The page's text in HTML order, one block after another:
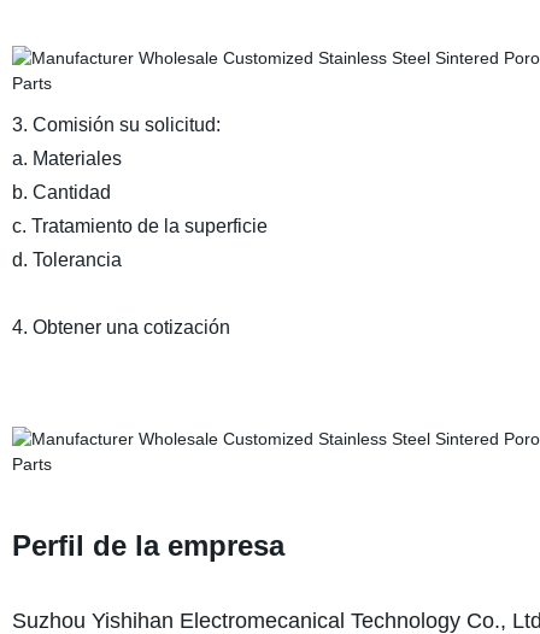
3. Comisión su solicitud:
a. Materiales
b. Cantidad
c. Tratamiento de la superficie
d. Tolerancia
4. Obtener una cotización
Perfil de la empresa
Suzhou Yishihan Electromecanical Technology Co.,